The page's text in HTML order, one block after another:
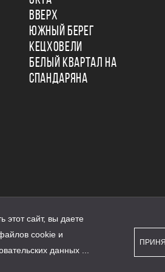
ВВЕРХ
ЮЖНЫЙ БЕРЕГ
КЕЦХОВЕЛИ
БЕЛЫЙ КВАРТАЛ НА
СПАНДАРЯНА
этот сайт, вы даете
cookie и
данных